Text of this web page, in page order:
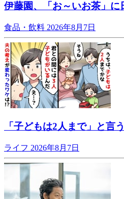
伊藤園、「お～いお茶」
食品・飲料 2026年8月7日
「子どもは2人まで」と
ライフ 2026年8月7日